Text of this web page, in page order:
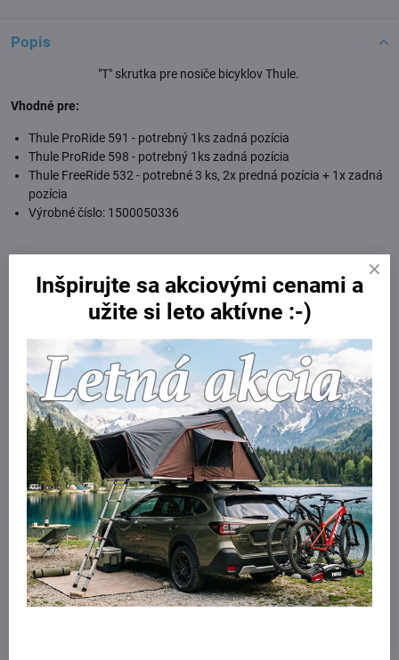
Popis
"T" skrutka pre nosiče bicyklov Thule.
Vhodné pre:
Thule ProRide 591 - potrebný 1ks zadná pozícia
Thule ProRide 598 - potrebný 1ks zadná pozícia
Thule FreeRide 532 - potrebné 3 ks, 2x predná pozícia + 1x zadná
pozícia
Výrobné číslo: 1500050336
FacebookTwitterBlueskyPinterestRedditLinkedInWhatsApp
E-
mail
Potrebujete poradiť?
Kontaktujte nás:
obchod​@northline​.sk
Inšpirujte sa akciovými cenami a
užite si leto aktívne :-)